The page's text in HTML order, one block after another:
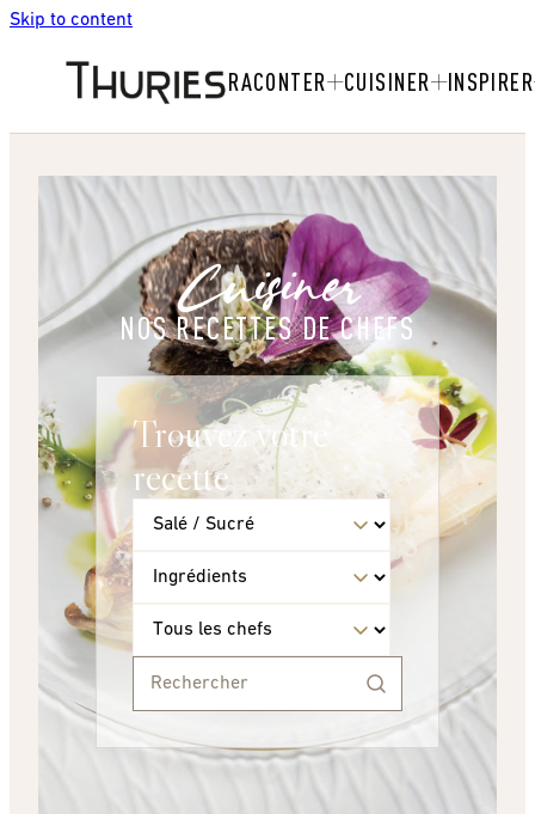
Skip to content
RACONTER CUISINER INSPIRER
Cuisiner
NOS RECETTES DE CHEFS
Trouvez votre
recette